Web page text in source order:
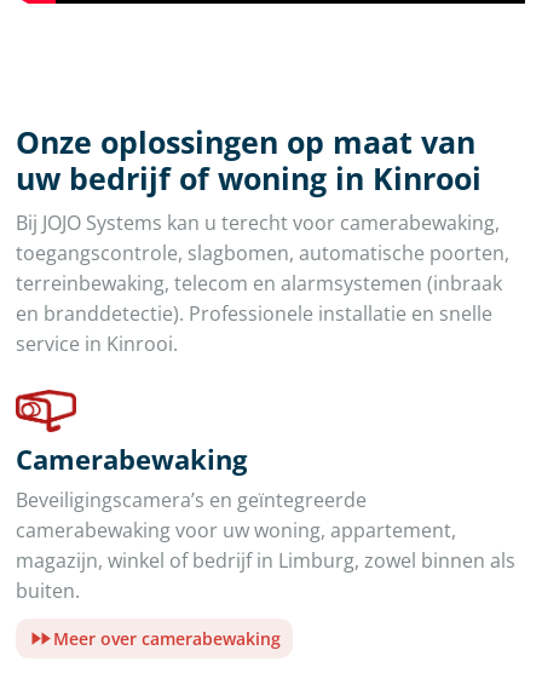
Onze oplossingen op maat van
uw bedrijf of woning in Kinrooi
Bij JOJO Systems kan u terecht voor camerabewaking,
toegangscontrole, slagbomen, automatische poorten,
terreinbewaking, telecom en alarmsystemen (inbraak
en branddetectie). Professionele installatie en snelle
service in Kinrooi.
Camerabewaking
Beveiligingscamera’s en geïntegreerde
camerabewaking voor uw woning, appartement,
magazijn, winkel of bedrijf in Limburg, zowel binnen als
buiten.
Meer over camerabewaking